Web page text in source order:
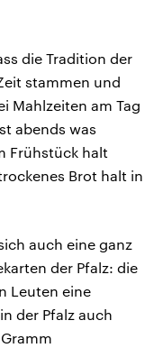
die Tradition der
stammen und
Mahlzeiten am Tag
abends was
Frühstück halt
Brot halt in
auch eine ganz
der Pfalz: die
Leuten eine
der Pfalz auch